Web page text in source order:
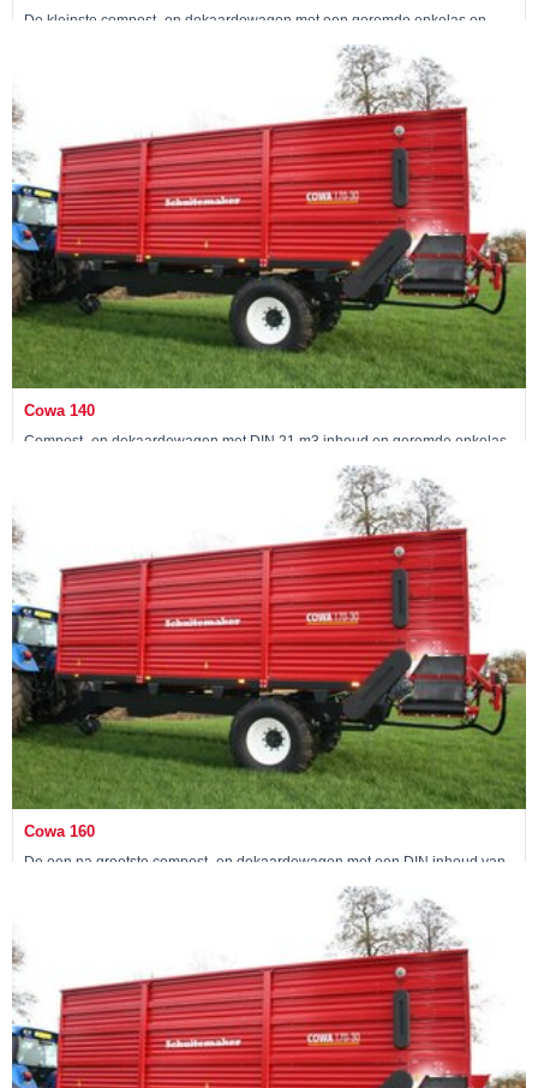
De kleinste compost- en dekaardewagen met een geremde enkelas en
Bekijk machine »
Cowa 140
Compost- en dekaardewagen met DIN 21 m3 inhoud en geremde enkelas
Bekijk machine »
Cowa 160
De een na grootste compost- en dekaardewagen met een DIN inhoud van
Bekijk machine »